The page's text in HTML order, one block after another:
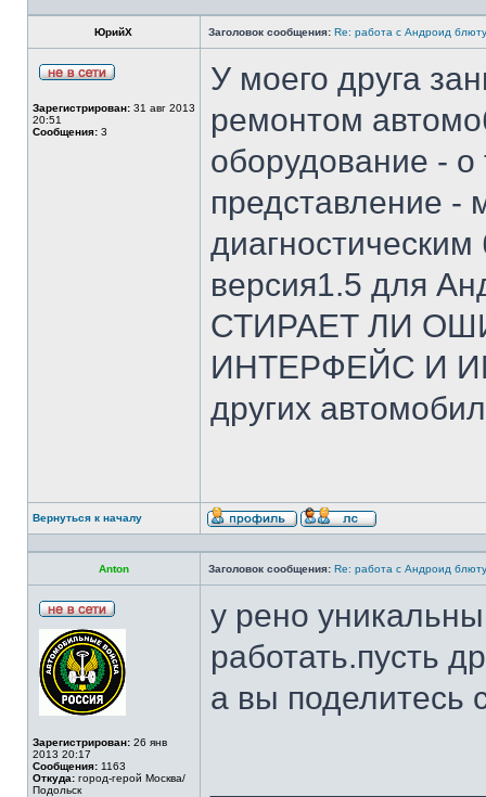
ЮрийХ Заголовок сообщения: Re: работа с Андроид
Зарегистрирован: 31 авг 2013
20:51
Сообщения: 3
У моего друга
ремонтом
оборудование -
представление -
версия1.5 для
СТИРАЕТ ЛИ
ИНТЕРФЕЙС И
других
Вернуться к началу
Anton Заголовок сообщения: Re: работа с Андроид
Зарегистрирован: 26 янв
2013 20:17
Сообщения: 1163
Откуда: город-герой Москва/
Подольск
у рено
работать.пусть
а вы поделитесь